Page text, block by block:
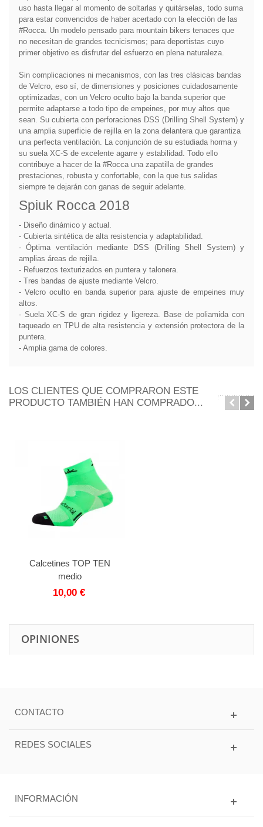
uso hasta llegar al momento de soltarlas y quitárselas, todo suma
para estar convencidos de haber acertado con la elección de las
#Rocca. Un modelo pensado para mountain bikers tenaces que
no necesitan de grandes tecnicismos; para deportistas cuyo
primer objetivo es disfrutar del esfuerzo en plena naturaleza.
Sin complicaciones ni mecanismos, con las tres clásicas bandas
de Velcro, eso sí, de dimensiones y posiciones cuidadosamente
optimizadas, con un Velcro oculto bajo la banda superior que
permite adaptarse a todo tipo de empeines, por muy altos que
sean. Su cubierta con perforaciones DSS (Drilling Shell System) y
una amplia superficie de rejilla en la zona delantera que garantiza
una perfecta ventilación. La conjunción de su estudiada horma y
su suela XC-S de excelente agarre y estabilidad. Todo ello
contribuye a hacer de la #Rocca una zapatilla de grandes
prestaciones, robusta y confortable, con la que tus salidas
siempre te dejarán con ganas de seguir adelante.
Spiuk Rocca 2018
- Diseño dinámico y actual.
- Cubierta sintética de alta resistencia y adaptabilidad.
- Óptima ventilación mediante DSS (Drilling Shell System) y
amplias áreas de rejilla.
- Refuerzos texturizados en puntera y talonera.
- Tres bandas de ajuste mediante Velcro.
- Velcro oculto en banda superior para ajuste de empeines muy
altos.
- Suela XC-S de gran rigidez y ligereza. Base de poliamida con
taqueado en TPU de alta resistencia y extensión protectora de la
puntera.
- Amplia gama de colores.
LOS CLIENTES QUE COMPRARON ESTE
PRODUCTO TAMBIÉN HAN COMPRADO...
Calcetines TOP TEN
medio
10,00 €
OPINIONES
CONTACTO
REDES SOCIALES
INFORMACIÓN